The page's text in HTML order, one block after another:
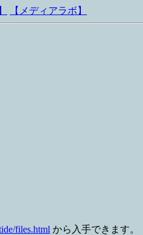
【メディアラボ】
files.html から入手できます。